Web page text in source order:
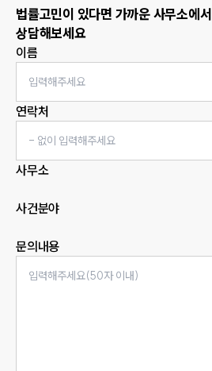
법률고민이 있다면 가까운 사무소에서
상담해보세요
이름
연락처
사무소
사건분야
문의내용